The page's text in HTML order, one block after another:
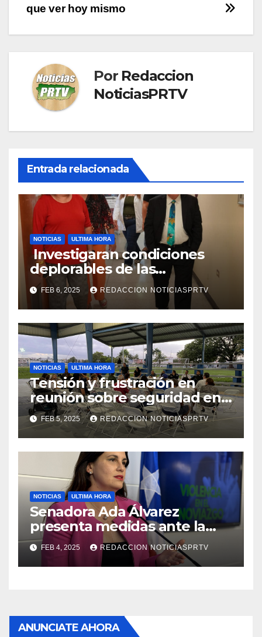
que ver hoy mismo
Por Redaccion
NoticiasPRTV
Entrada relacionada
NOTICIAS ULTIMA HORA
Investigaran condiciones
deplorables de las
facilidades el Departamento
de la Salud en Mayagüez
FEB 6, 2025 REDACCION NOTICIASPRTV
NOTICIAS ULTIMA HORA
Tensión y frustración en
reunión sobre seguridad en
Reparto Metropolitano
FEB 5, 2025 REDACCION NOTICIASPRTV
NOTICIAS ULTIMA HORA
Senadora Ada Álvarez
presenta medidas ante la
violencia en el noviazgo
FEB 4, 2025 REDACCION NOTICIASPRTV
ANUNCIATE AHORA